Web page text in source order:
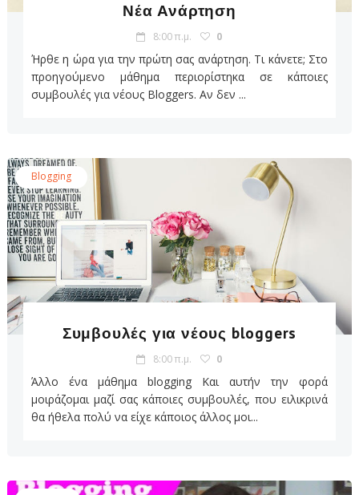
Νέα Ανάρτηση
8:00 π.μ. 0
Ήρθε η ώρα για την πρώτη σας ανάρτηση. Τι κάνετε; Στο
προηγούμενο μάθημα περιορίστηκα σε κάποιες
συμβουλές για νέους Bloggers. Αν δεν ...
Blogging
Συμβουλές για νέους bloggers
8:00 π.μ. 0
Άλλο ένα μάθημα blogging Και αυτήν την φορά
μοιράζομαι μαζί σας κάποιες συμβουλές, που ειλικρινά
θα ήθελα πολύ να είχε κάποιος άλλος μοι...